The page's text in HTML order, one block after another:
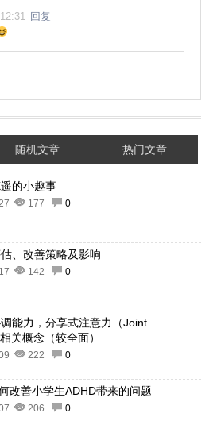
回复
随机文章 热门文章
的小趣事
177 0
、改善策略及影响
142 0
能力，分享式注意力（Joint
关概念（较全面）
222 0
改善小学生ADHD带来的问题
206 0